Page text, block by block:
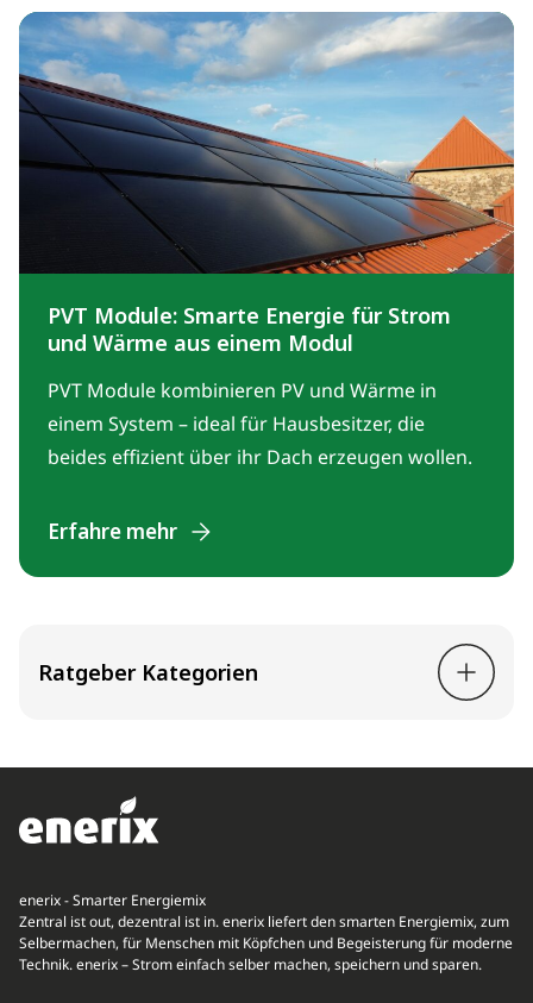
PVT Module: Smarte Energie für Strom
und Wärme aus einem Modul
PVT Module kombinieren PV und Wärme in
einem System – ideal für Hausbesitzer, die
beides effizient über ihr Dach erzeugen wollen.
Erfahre mehr
Ratgeber Kategorien
enerix - Smarter Energiemix
Zentral ist out, dezentral ist in. enerix liefert den smarten Energiemix, zum
Selbermachen, für Menschen mit Köpfchen und Begeisterung für moderne
Technik. enerix – Strom einfach selber machen, speichern und sparen.